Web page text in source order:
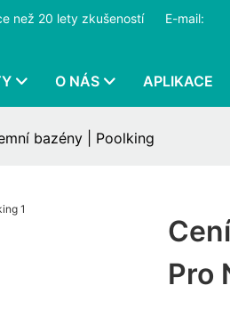
než 20 lety zkušeností
E-mail:
O NÁS APLIKACE
bazény | Poolking
Pro